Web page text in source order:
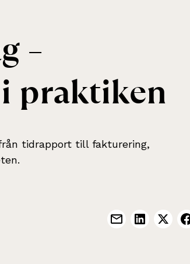
–
i praktiken
tidrapport till fakturering,